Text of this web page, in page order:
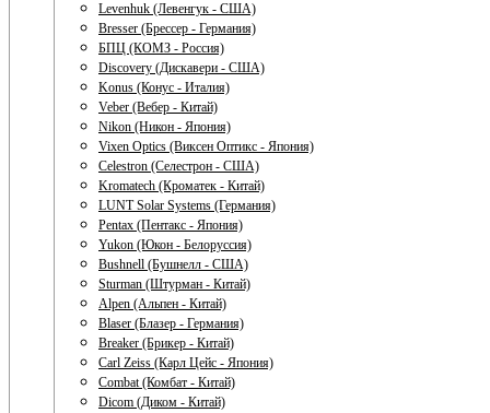
Levenhuk (Левенгук - США)
Bresser (Брессер - Германия)
БПЦ (КОМЗ - Россия)
Discovery (Дискавери - США)
Konus (Конус - Италия)
Veber (Вебер - Китай)
Nikon (Никон - Япония)
Vixen Optics (Виксен Оптикс - Япония)
Celestron (Селестрон - США)
Kromatech (Кроматек - Китай)
LUNT Solar Systems (Германия)
Pentax (Пентакс - Япония)
Yukon (Юкон - Белоруссия)
Bushnell (Бушнелл - США)
Sturman (Штурман - Китай)
Alpen (Альпен - Китай)
Blaser (Блазер - Германия)
Breaker (Брикер - Китай)
Carl Zeiss (Карл Цейс - Япония)
Combat (Комбат - Китай)
Dicom (Диком - Китай)